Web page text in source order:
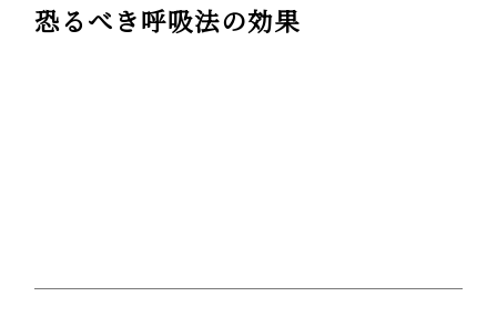
恐るべき呼吸法の効果